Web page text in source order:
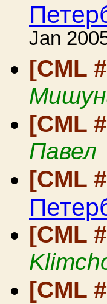
Jan
[CML
[CML
Павел
[CML
[CML
[CML